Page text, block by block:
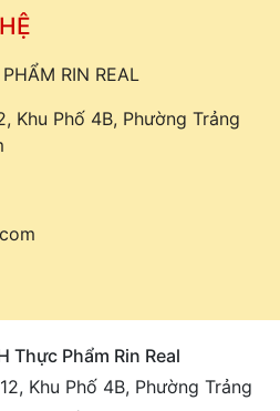
RIN REAL
Khu Phố 4B, Phường Trảng
Thực Phẩm Rin Real
Khu Phố 4B, Phường Trảng